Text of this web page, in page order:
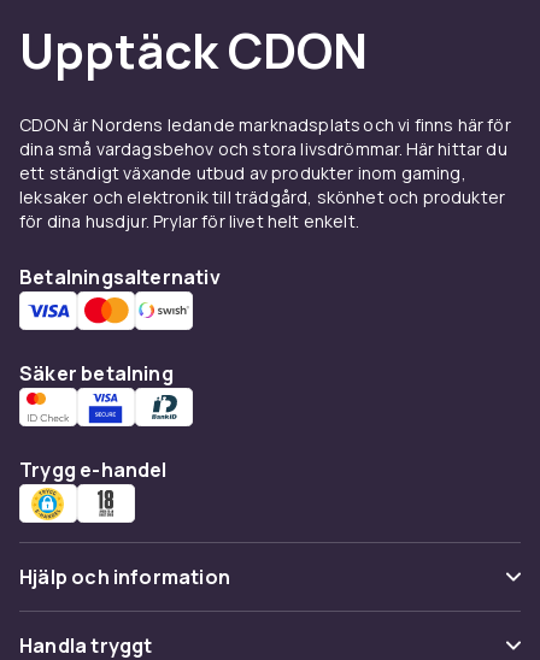
Upptäck CDON
CDON är Nordens ledande marknadsplats och vi finns här för
dina små vardagsbehov och stora livsdrömmar. Här hittar du
ett ständigt växande utbud av produkter inom gaming,
leksaker och elektronik till trädgård, skönhet och produkter
för dina husdjur. Prylar för livet helt enkelt.
Betalningsalternativ
Säker betalning
Trygg e-handel
Hjälp och information
Vanliga frågor
Handla tryggt